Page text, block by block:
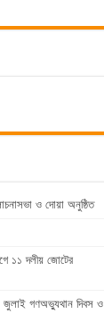
ও দোয়া অনুষ্ঠিত
১১ দলীয় জোটের
গণঅভ্যুথান দিবস ও